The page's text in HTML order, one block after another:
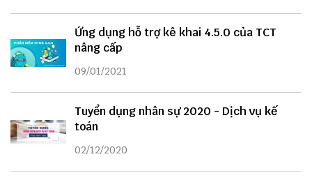
Ứng dụng hỗ trợ kê khai 4.5.0 của TCT
nâng cấp
09/01/2021
Tuyển dụng nhân sự 2020 - Dịch vụ kế
toán
02/12/2020